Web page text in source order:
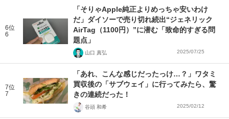
6位
6
「そりゃApple純正よりめっちゃ安いわけ
だ」ダイソーで売り切れ続出“ジェネリック
AirTag（1100円）”に潜む「致命的すぎる問
題点」
山口 真弘 2025/07/25
7位
7
「あれ、こんな感じだったっけ…？」ワタミ
買収後の「サブウェイ」に行ってみたら、驚
きの連続だった！
谷頭 和希 2025/02/12